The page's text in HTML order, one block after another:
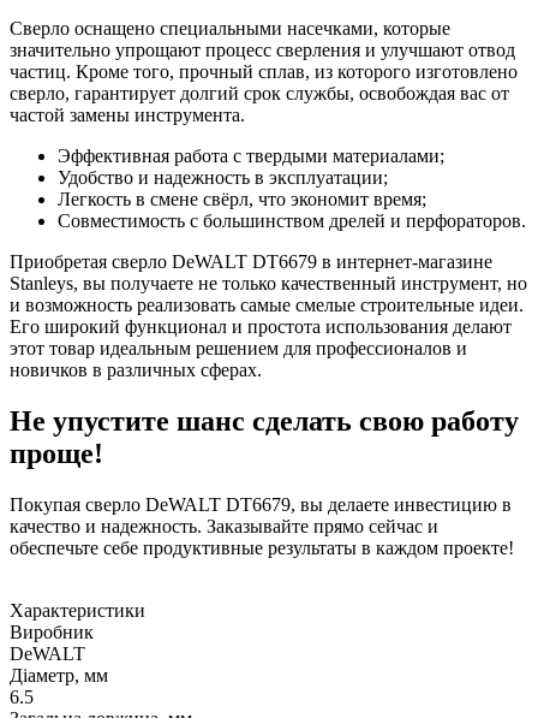
Сверло оснащено специальными насечками, которые
значительно упрощают процесс сверления и улучшают отвод
частиц. Кроме того, прочный сплав, из которого изготовлено
сверло, гарантирует долгий срок службы, освобождая вас от
частой замены инструмента.
Эффективная работа с твердыми материалами;
Удобство и надежность в эксплуатации;
Легкость в смене свёрл, что экономит время;
Совместимость с большинством дрелей и перфораторов.
Приобретая сверло DeWALT DT6679 в интернет-магазине
Stanleys, вы получаете не только качественный инструмент, но
и возможность реализовать самые смелые строительные идеи.
Его широкий функционал и простота использования делают
этот товар идеальным решением для профессионалов и
новичков в различных сферах.
Не упустите шанс сделать свою работу
проще!
Покупая сверло DeWALT DT6679, вы делаете инвестицию в
качество и надежность. Заказывайте прямо сейчас и
обеспечьте себе продуктивные результаты в каждом проекте!
Характеристики
Виробник
DeWALT
Діаметр, мм
6.5